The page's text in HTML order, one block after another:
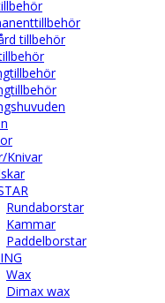
tillbehör
Knivar
Rundaborstar
Kammar
Paddelborstar
Wax
Dimax wax